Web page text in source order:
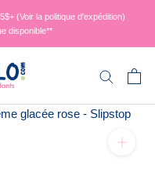
(Voir la politique d'expédition)
disponible**